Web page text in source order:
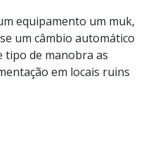
equipamento um muk,
um câmbio automático
tipo de manobra as
em locais ruins